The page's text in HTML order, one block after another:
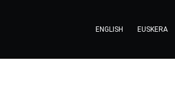
ENGLISH EUSKERA